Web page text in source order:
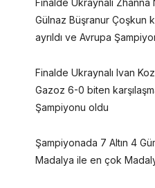
Gülnaz Büşranur Çoşkun
ayrıldı ve Avrupa
Finalde Ukraynalı Ivan
Gazoz 6-0 biten
Şampiyonu oldu
Şampiyonada 7 Altın 4
Madalya ile en çok